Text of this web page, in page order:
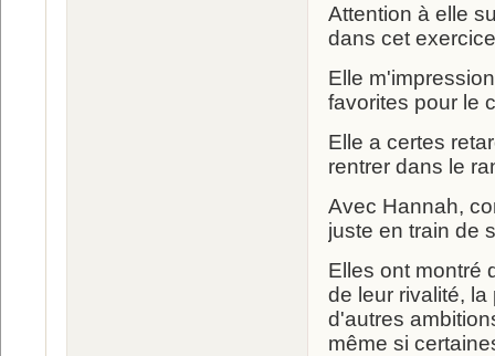
Attention à elle
dans cet
Elle
favorites pour le
Elle a certes
rentrer dans le
Avec Hannah,
juste en train de
Elles ont montré
de leur rivalité,
d'autres
même si